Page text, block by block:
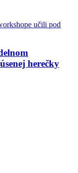
herečky